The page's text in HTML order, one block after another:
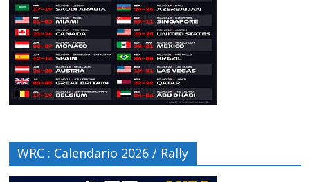
WRC : Calendario 2026 / Rally